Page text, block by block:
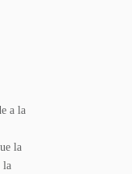
a la
la
la